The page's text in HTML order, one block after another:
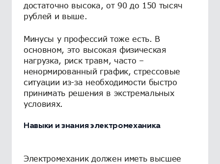
достаточно высока, от 90 до 150 тысяч
рублей и выше.
Минусы у профессий тоже есть. В
основном, это высокая физическая
нагрузка, риск травм, часто –
ненормированный график, стрессовые
ситуации из-за необходимости быстро
принимать решения в экстремальных
условиях.
Навыки и знания электромеханика
Электромеханик должен иметь высшее